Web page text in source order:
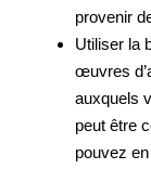
provenir
Utiliser la
œuvres
auxquels
peut être
pouvez